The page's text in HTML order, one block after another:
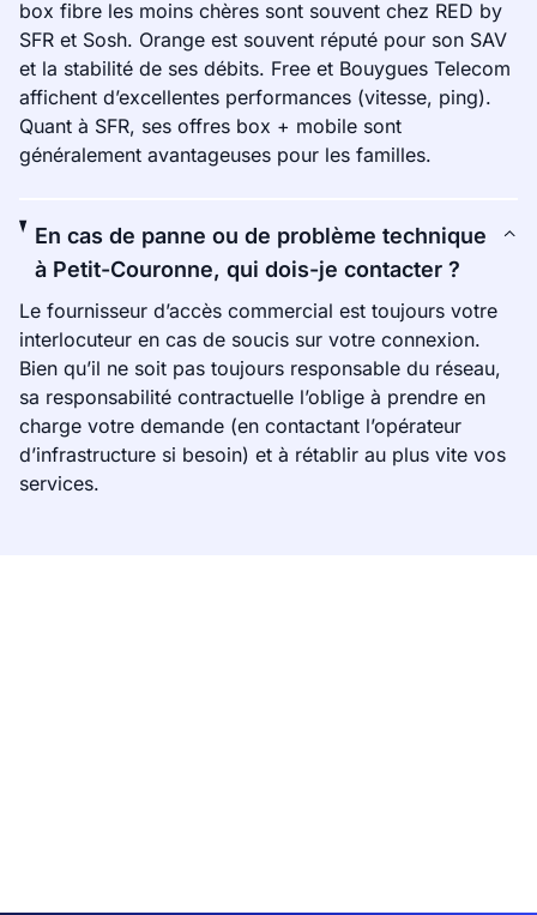
box fibre les moins chères sont souvent chez RED by
SFR et Sosh. Orange est souvent réputé pour son SAV
et la stabilité de ses débits. Free et Bouygues Telecom
affichent d’excellentes performances (vitesse, ping).
Quant à SFR, ses offres box + mobile sont
généralement avantageuses pour les familles.
En cas de panne ou de problème technique
à Petit-Couronne, qui dois-je contacter ?
Le fournisseur d’accès commercial est toujours votre
interlocuteur en cas de soucis sur votre connexion.
Bien qu’il ne soit pas toujours responsable du réseau,
sa responsabilité contractuelle l’oblige à prendre en
charge votre demande (en contactant l’opérateur
d’infrastructure si besoin) et à rétablir au plus vite vos
services.